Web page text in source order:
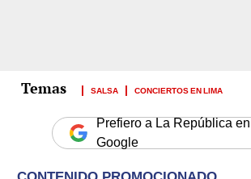
SALSA CONCIERTOS EN LIMA
Prefiero a La República en
Google